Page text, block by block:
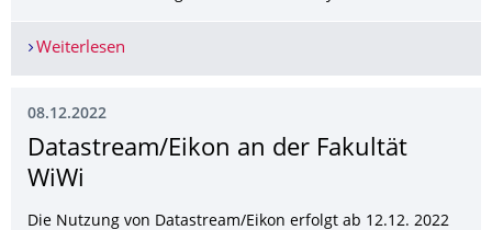
Weiterlesen
08.12.2022
Datastream/Eikon an der Fakultät
WiWi
Die Nutzung von Datastream/Eikon erfolgt ab 12.12. 2022